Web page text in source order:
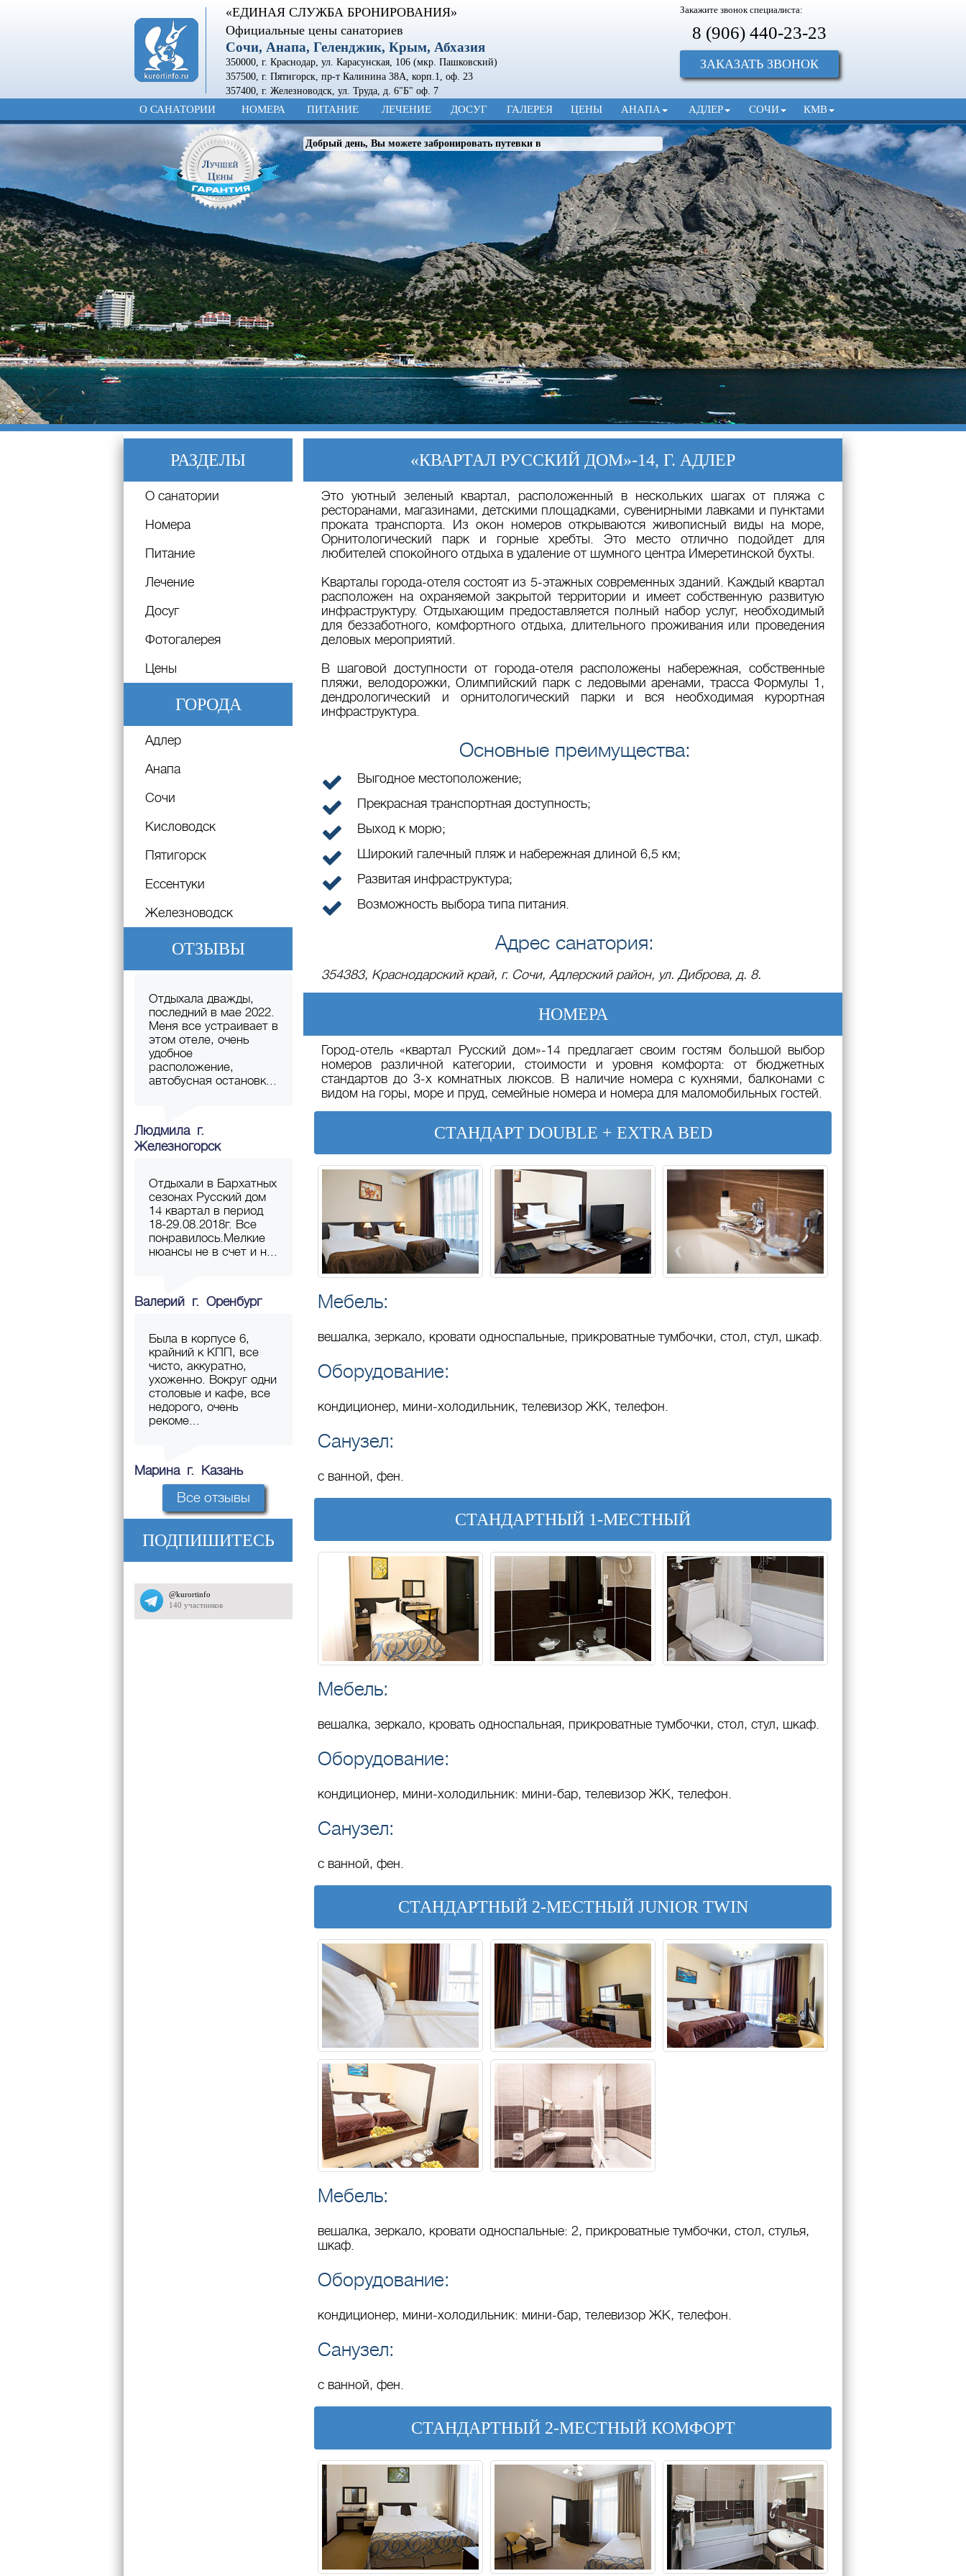
«ЕДИНАЯ СЛУЖБА БРОНИРОВАНИЯ»
Официальные цены санаториев
Сочи, Анапа, Геленджик, Крым, Абхазия
350000, г. Краснодар, ул. Карасунская, 106 (мкр. Пашковский)
357500, г. Пятигорск, пр-т Калинина 38А, корп.1, оф. 23
357400, г. Железноводск, ул. Труда, д. 6"Б" оф. 7
Закажите звонок специалиста:
8 (906) 440-23-23
ЗАКАЗАТЬ ЗВОНОК
О САНАТОРИИ НОМЕРА ПИТАНИЕ ЛЕЧЕНИЕ ДОСУГ ГАЛЕРЕЯ ЦЕНЫ АНАПА АДЛЕР СОЧИ КМВ
Добрый день, Вы можете забронировать путевки в санатории. Для
РАЗДЕЛЫ
О санатории
Номера
Питание
Лечение
Досуг
Фотогалерея
Цены
ГОРОДА
Адлер
Анапа
Сочи
Кисловодск
Пятигорск
Ессентуки
Железноводск
ОТЗЫВЫ
Отдыхала дважды,
последний в мае 2022.
Меня все устраивает в
этом отеле, очень
удобное
расположение,
автобусная остановк...
Людмила г.
Железногорск
Отдыхали в Бархатных
сезонах Русский дом
14 квартал в период
18-29.08.2018г. Все
понравилось.Мелкие
нюансы не в счет и н...
Валерий г. Оренбург
Была в корпусе 6,
крайний к КПП, все
чисто, аккуратно,
ухоженно. Вокруг одни
столовые и кафе, все
недорого, очень
рекоме...
Марина г. Казань
Все отзывы
ПОДПИШИТЕСЬ
«КВАРТАЛ РУССКИЙ ДОМ»-14, Г. АДЛЕР
Это уютный зеленый квартал, расположенный в нескольких шагах от пляжа с
ресторанами, магазинами, детскими площадками, сувенирными лавками и пунктами
проката транспорта. Из окон номеров открываются живописный виды на море,
Орнитологический парк и горные хребты. Это место отлично подойдет для
любителей спокойного отдыха в удаление от шумного центра Имеретинской бухты.
Кварталы города-отеля состоят из 5-этажных современных зданий. Каждый квартал
расположен на охраняемой закрытой территории и имеет собственную развитую
инфраструктуру. Отдыхающим предоставляется полный набор услуг, необходимый
для беззаботного, комфортного отдыха, длительного проживания или проведения
деловых мероприятий.
В шаговой доступности от города-отеля расположены набережная, собственные
пляжи, велодорожки, Олимпийский парк с ледовыми аренами, трасса Формулы 1,
дендрологический и орнитологический парки и вся необходимая курортная
инфраструктура.
Основные преимущества:
Выгодное местоположение;
Прекрасная транспортная доступность;
Выход к морю;
Широкий галечный пляж и набережная длиной 6,5 км;
Развитая инфраструктура;
Возможность выбора типа питания.
Адрес санатория:
354383, Краснодарский край, г. Сочи, Адлерский район, ул. Диброва, д. 8.
НОМЕРА
Город-отель «квартал Русский дом»-14 предлагает своим гостям большой выбор
номеров различной категории, стоимости и уровня комфорта: от бюджетных
стандартов до 3-х комнатных люксов. В наличие номера с кухнями, балконами с
видом на горы, море и пруд, семейные номера и номера для маломобильных гостей.
CТАНДАРТ DOUBLE + EXTRA BED
Мебель:
вешалка, зеркало, кровати односпальные, прикроватные тумбочки, стол, стул, шкаф.
Оборудование:
кондиционер, мини-холодильник, телевизор ЖК, телефон.
Санузел:
с ванной, фен.
СТАНДАРТНЫЙ 1-МЕСТНЫЙ
Мебель:
вешалка, зеркало, кровать односпальная, прикроватные тумбочки, стол, стул, шкаф.
Оборудование:
кондиционер, мини-холодильник: мини-бар, телевизор ЖК, телефон.
Санузел:
с ванной, фен.
СТАНДАРТНЫЙ 2-МЕСТНЫЙ JUNIOR TWIN
Мебель:
вешалка, зеркало, кровати односпальные: 2, прикроватные тумбочки, стол, стулья,
шкаф.
Оборудование:
кондиционер, мини-холодильник: мини-бар, телевизор ЖК, телефон.
Санузел:
с ванной, фен.
СТАНДАРТНЫЙ 2-МЕСТНЫЙ КОМФОРТ